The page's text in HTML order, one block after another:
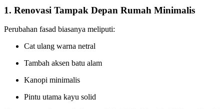
1. Renovasi Tampak Depan Rumah Minimalis
Perubahan fasad biasanya meliputi:
Cat ulang warna netral
Tambah aksen batu alam
Kanopi minimalis
Pintu utama kayu solid